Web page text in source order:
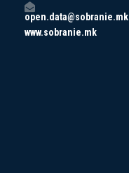
open.data@sobranie.mk
www.sobranie.mk